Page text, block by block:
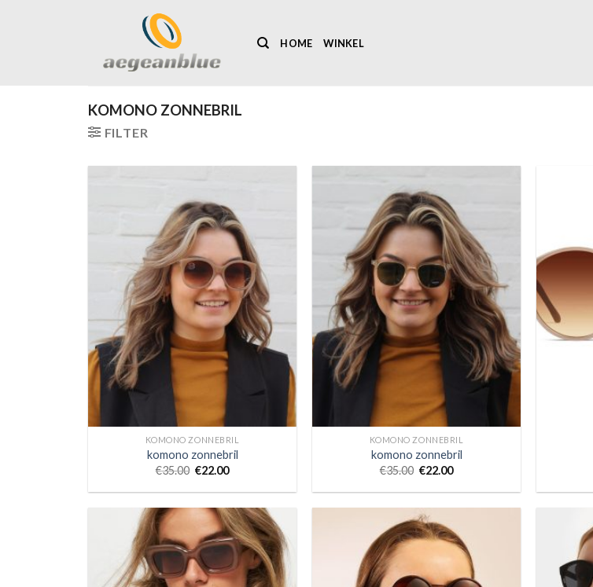
HOME WINKEL
KOMONO ZONNEBRIL
FILTER
KOMONO ZONNEBRIL
komono zonnebril
€35.00 €22.00
KOMONO ZONNEBRIL
komono zonnebril
€35.00 €22.00